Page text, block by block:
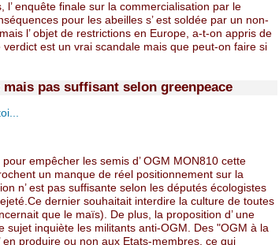
enquête finale sur la commercialisation par le
pour les abeilles s’ est soldée par un non-
l’ objet de restrictions en Europe, a-t-on appris de
est un vrai scandale mais que peut-on faire si
pas suffisant selon greenpeace
pour empêcher les semis d’ OGM MON810 cette
un manque de réel positionnement sur la
n’ est pas suffisante selon les députés écologistes
dernier souhaitait interdire la culture de toutes
que le maïs). De plus, la proposition d’ une
sujet inquiète les militants anti-OGM. Des "OGM à la
produire ou non aux Etats-membres, ce qui